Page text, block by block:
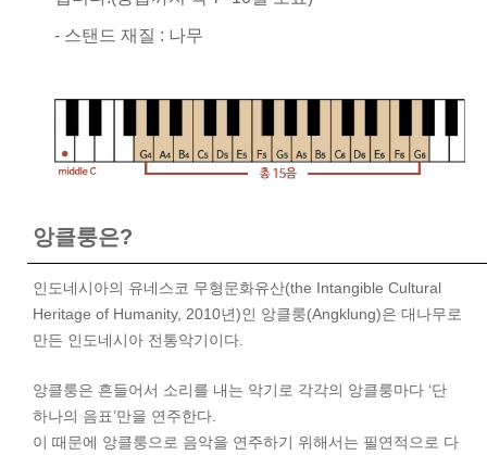
- 스탠드 재질 : 나무
앙클룽은?
인도네시아의 유네스코 무형문화유산(the Intangible Cultural
Heritage of Humanity, 2010년)인 앙클룽(Angklung)은 대나무로
만든 인도네시아 전통악기이다.
앙클룽은 흔들어서 소리를 내는 악기로 각각의 앙클룽마다 ‘단
하나의 음표’만을 연주한다.
이 때문에 앙클룽으로 음악을 연주하기 위해서는 필연적으로 다